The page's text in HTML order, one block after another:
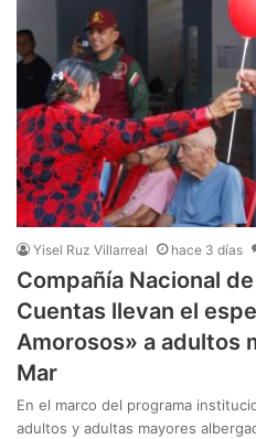
Yisel Ruz Villarreal hace 3 días
Compañía Nacional
Cuentas llevan el
Amorosos» a adultos
Mar
En el marco del programa
adultos y adultas mayores